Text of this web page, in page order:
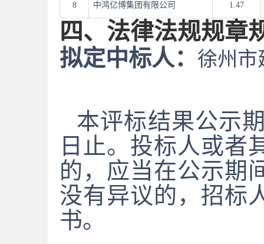
8 中鸿亿博集团有限公司 1.47
四、法律法规规章
拟定中标人： 徐州市
本评标结果公示
日止。投标人或者
的，应当在公示期
没有异议的，招标
书。